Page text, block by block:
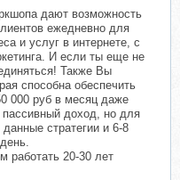
дают возможность
ежедневно для
и услуг в интернете, с
И если ты еще не
Также Вы
способна обеспечить
000 руб в месяц даже
доход, но для
стратегии и 6-8
работать 20-30 лет